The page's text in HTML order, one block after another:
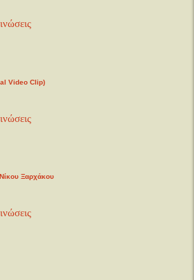
Video Clip)
Ξαρχάκου